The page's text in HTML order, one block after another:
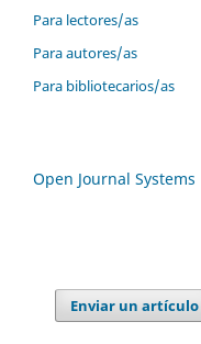
Para lectores/as
Para autores/as
Para bibliotecarios/as
Open Journal Systems
Enviar un artículo